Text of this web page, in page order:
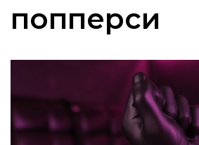
попперси